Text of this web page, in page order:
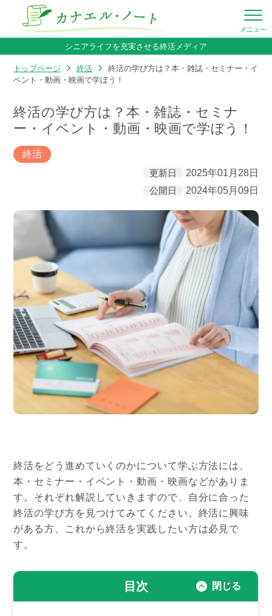
シニアライフを充実させる終活メディア
トップページ 終活
終活の学び方は？本・雑誌・セミナー・イ
ベント・動画・映画で学ぼう！
終活の学び方は？本・雑誌・セミナ
ー・イベント・動画・映画で学ぼう！
終活
更新日
2025年01月28日
公開日
2024年05月09日
終活をどう進めていくのかについて学ぶ方法には、
本・セミナー・イベント・動画・映画などがありま
す。それぞれ解説していきますので、自分に合った
終活の学び方を見つけてみてください。終活に興味
がある方、これから終活を実践したい方は必見で
す。
目次